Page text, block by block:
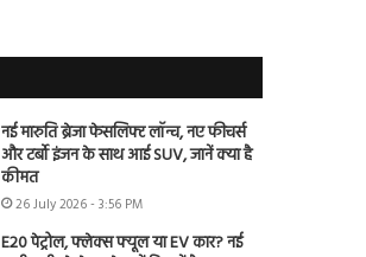
नई मारुति ब्रेजा फेसलिफ्ट लॉन्च, नए फीचर्स
और टर्बो इंजन के साथ आई SUV, जानें क्या है
कीमत
26 July 2026 - 3:56 PM
E20 पेट्रोल, फ्लेक्स फ्यूल या EV कार? नई